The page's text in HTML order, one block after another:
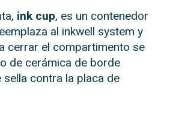
ink cup, es un contenedor
al inkwell system y
cerrar el compartimento se
de cerámica de borde
contra la placa de